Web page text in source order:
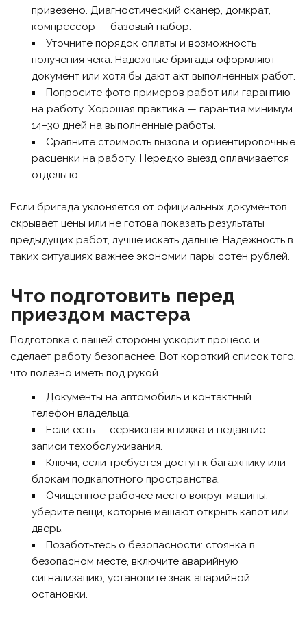
привезено. Диагностический сканер, домкрат,
компрессор — базовый набор.
Уточните порядок оплаты и возможность
получения чека. Надёжные бригады оформляют
документ или хотя бы дают акт выполненных работ.
Попросите фото примеров работ или гарантию
на работу. Хорошая практика — гарантия минимум
14–30 дней на выполненные работы.
Сравните стоимость вызова и ориентировочные
расценки на работу. Нередко выезд оплачивается
отдельно.
Если бригада уклоняется от официальных документов,
скрывает цены или не готова показать результаты
предыдущих работ, лучше искать дальше. Надёжность в
таких ситуациях важнее экономии пары сотен рублей.
Что подготовить перед
приездом мастера
Подготовка с вашей стороны ускорит процесс и
сделает работу безопаснее. Вот короткий список того,
что полезно иметь под рукой.
Документы на автомобиль и контактный
телефон владельца.
Если есть — сервисная книжка и недавние
записи техобслуживания.
Ключи, если требуется доступ к багажнику или
блокам подкапотного пространства.
Очищенное рабочее место вокруг машины:
уберите вещи, которые мешают открыть капот или
дверь.
Позаботьтесь о безопасности: стоянка в
безопасном месте, включите аварийную
сигнализацию, установите знак аварийной
остановки.